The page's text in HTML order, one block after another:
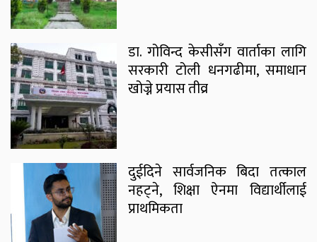
डा. गोविन्द केसीसँग वार्ताका लागि
सरकारी टोली धनगढीमा, समाधान
खोज्ने प्रयास तीव्र
दुईदिने सार्वजनिक बिदा तत्काल
नहट्ने, शिक्षा ऐनमा विद्यार्थीलाई
प्राथमिकता